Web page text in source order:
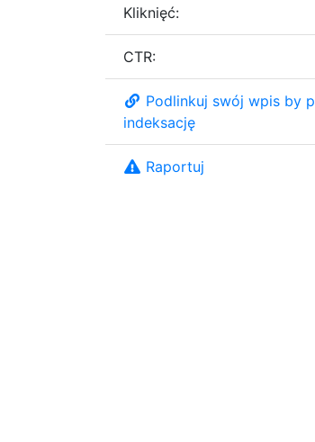
Kliknięć:
CTR:
Podlinkuj swój wpis by
indeksację
Raportuj